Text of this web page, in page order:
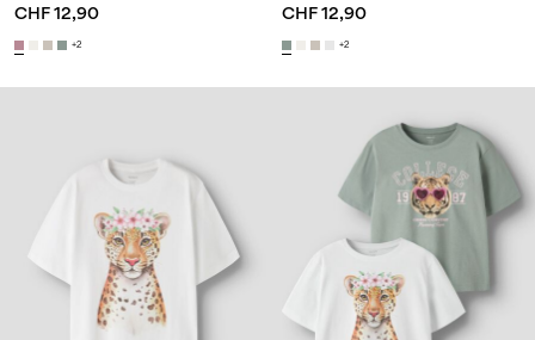
CHF 12,90
+2
CHF 12,90
+2